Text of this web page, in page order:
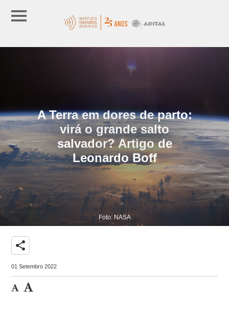
A Terra em dores de parto:
virá o grande salto
salvador? Artigo de
Leonardo Boff
Foto: NASA
share
01 Setembro 2022